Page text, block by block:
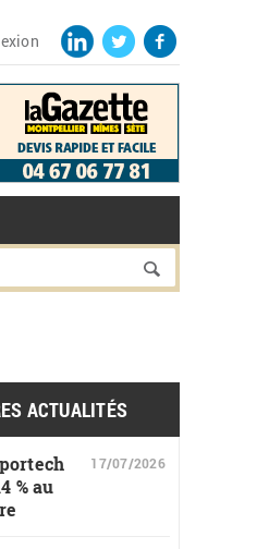
ACTUALITÉS
% au
17/07/2026